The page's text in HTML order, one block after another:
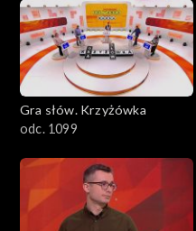
Gra słów. Krzyżówka
odc. 1099